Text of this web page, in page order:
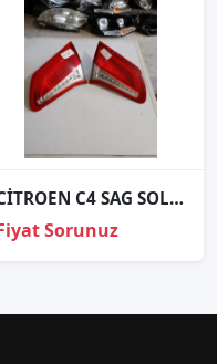
CİTROEN C4 SAG SOL STOP
Sorunuz